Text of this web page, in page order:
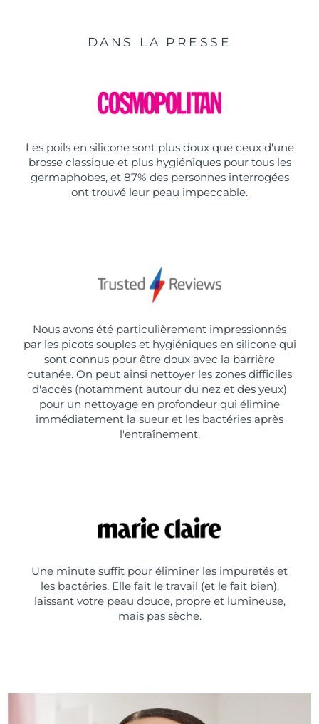
DANS LA PRESSE
Les poils en silicone sont plus doux que ceux d'une
brosse classique et plus hygiéniques pour tous les
germaphobes, et 87% des personnes interrogées
ont trouvé leur peau impeccable.
Nous avons été particulièrement impressionnés
par les picots souples et hygiéniques en silicone qui
sont connus pour être doux avec la barrière
cutanée. On peut ainsi nettoyer les zones difficiles
d'accès (notamment autour du nez et des yeux)
pour un nettoyage en profondeur qui élimine
immédiatement la sueur et les bactéries après
l'entraînement.
Une minute suffit pour éliminer les impuretés et
les bactéries. Elle fait le travail (et le fait bien),
laissant votre peau douce, propre et lumineuse,
mais pas sèche.